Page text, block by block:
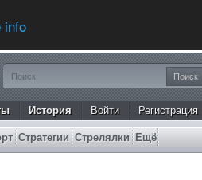
info
История Войти Регистрация
Стратегии Стрелялки Ещё